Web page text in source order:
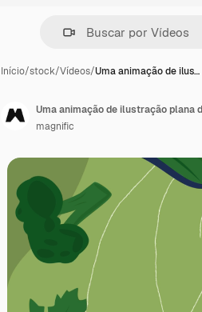
Início/stock/Vídeos/Uma animação de ilus…
Uma animação de ilustração plana
magnific